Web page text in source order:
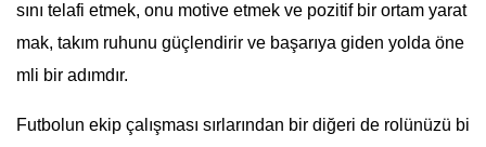
sını telafi etmek, onu motive etmek ve pozitif bir ortam yarat
mak, takım ruhunu güçlendirir ve başarıya giden yolda öne
mli bir adımdır.
Futbolun ekip çalışması sırlarından bir diğeri de rolünüzü bi